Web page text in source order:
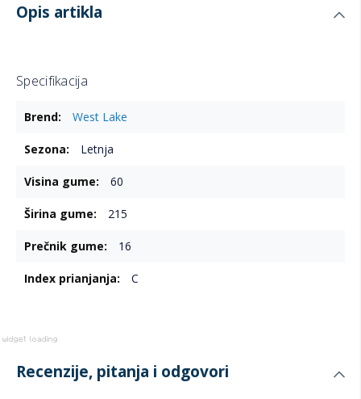
Opis artikla
Specifikacija
informacija West Lake
Letnja
60
215
16
C
Recenzije, pitanja i odgovori